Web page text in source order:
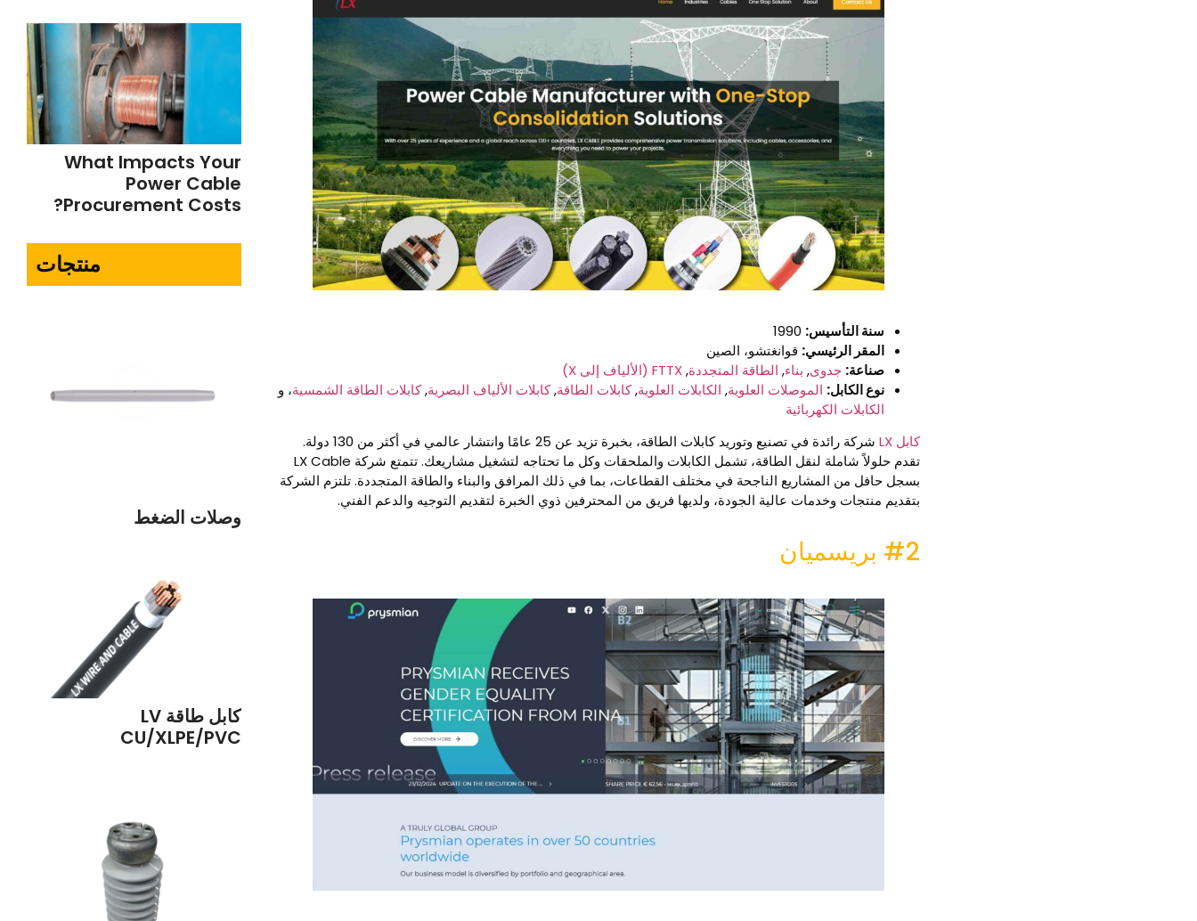
سنة التأسيس:
المقر الرئيسي: قوانغتشو، الصين
صناعة: جدوى, بناء, الطاقة المتجددة,FTTX (الألياف إلى X)
نوع الكابل: الموصلات العلوية, الكابلات العلوية,كابلات الطاقة,كابلات الألياف البصرية,كابلات الطاقة الشمسية، و
الكابلات الكهربائية
كابل LX
شركة رائدة في تصنيع وتوريد كابلات الطاقة، بخبرة تزيد عن 25 عامًا وانتشار عالمي في أكثر من 130 دولة.
تقدم حلولاً شاملة لنقل الطاقة، تشمل الكابلات والملحقات وكل ما تحتاجه لتشغيل مشاريعك. تتمتع شركة LX Cable
بسجل حافل من المشاريع الناجحة في مختلف القطاعات، بما في ذلك المرافق والبناء والطاقة المتجددة. تلتزم الشركة
بتقديم منتجات وخدمات عالية الجودة، ولديها فريق من المحترفين ذوي الخبرة لتقديم التوجيه والدعم الفني.
#2 بريسميان
What Impacts Your
Power Cable
Procurement Costs?
منتجات
وصلات الضغط
كابل طاقة LV
CU/XLPE/PVC